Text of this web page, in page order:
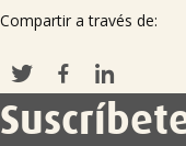
Compartir a través de: